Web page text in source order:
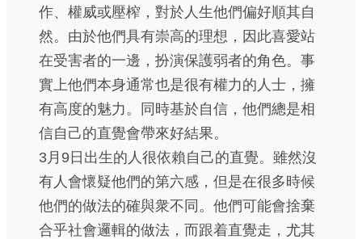
作、權威或壓榨，對於人生他們偏好順其自
然。由於他們具有崇高的理想，因此喜愛站
在受害者的一邊，扮演保護弱者的角色。事
實上他們本身通常也是很有權力的人士，擁
有高度的魅力。同時基於自信，他們總是相
信自己的直覺會帶來好結果。
3月9日出生的人很依賴自己的直覺。雖然沒
有人會懷疑他們的第六感，但是在很多時候
他們的做法的確與衆不同。他們可能會捨棄
合乎社會邏輯的做法，而跟着直覺走，尤其